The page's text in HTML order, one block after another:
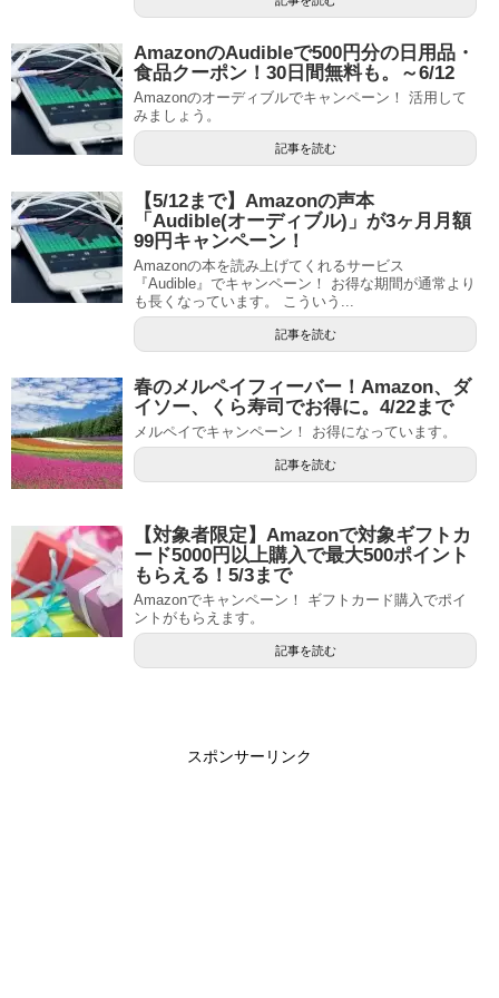
AmazonのAudibleで500円分の日用品・
食品クーポン！30日間無料も。～6/12
Amazonのオーディブルでキャンペーン！ 活用して
みましょう。
記事を読む
【5/12まで】Amazonの声本
「Audible(オーディブル)」が3ヶ月月額
99円キャンペーン！
Amazonの本を読み上げてくれるサービス
『Audible』でキャンペーン！ お得な期間が通常より
も長くなっています。 こういう...
記事を読む
春のメルペイフィーバー！Amazon、ダ
イソー、くら寿司でお得に。4/22まで
メルペイでキャンペーン！ お得になっています。
記事を読む
【対象者限定】Amazonで対象ギフトカ
ード5000円以上購入で最大500ポイント
もらえる！5/3まで
Amazonでキャンペーン！ ギフトカード購入でポイ
ントがもらえます。
記事を読む
スポンサーリンク